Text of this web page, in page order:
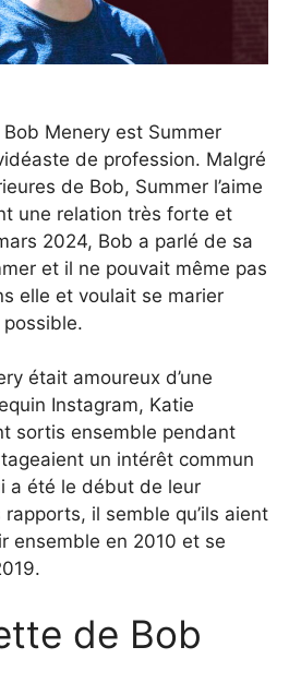
Menery est Summer
de profession. Malgré
de Bob, Summer l’aime
une relation très forte et
2024, Bob a parlé de sa
et il ne pouvait même pas
elle et voulait se marier
était amoureux d’une
Instagram, Katie
sortis ensemble pendant
un intérêt commun
a été le début de leur
il semble qu’ils aient
ensemble en 2010 et se
de Bob